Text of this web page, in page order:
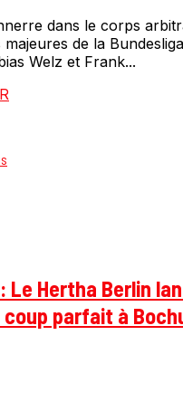
dans le corps
de la
Welz et Frank...
Le Hertha Berlin
coup parfait à